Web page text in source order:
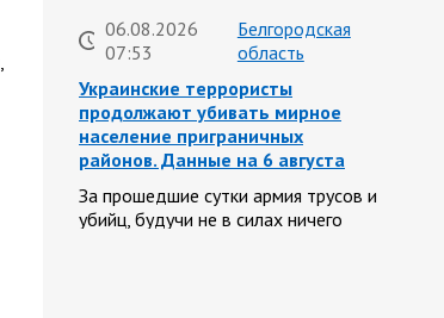
06.08.2026
07:53
Белгородская
область
Украинские террористы
продолжают убивать мирное
население приграничных
районов. Данные на 6 августа
За прошедшие сутки армия трусов и
убийц, будучи не в силах ничего